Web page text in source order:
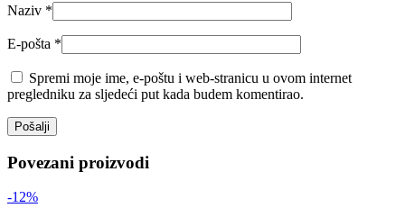
Naziv *
E-pošta *
Spremi moje ime, e-poštu i web-stranicu u ovom internet
pregledniku za sljedeći put kada budem komentirao.
Povezani proizvodi
-12%